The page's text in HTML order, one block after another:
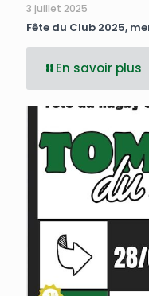
3 juillet 2025
Fête du Club 2025,
En savoir plus